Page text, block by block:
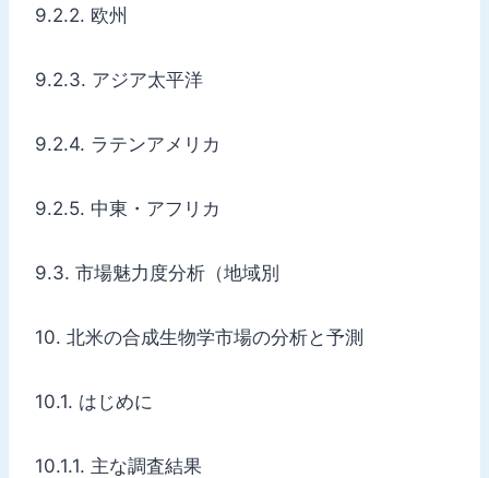
9.2.2. 欧州
9.2.3. アジア太平洋
9.2.4. ラテンアメリカ
9.2.5. 中東・アフリカ
9.3. 市場魅力度分析（地域別
10. 北米の合成生物学市場の分析と予測
10.1. はじめに
10.1.1. 主な調査結果